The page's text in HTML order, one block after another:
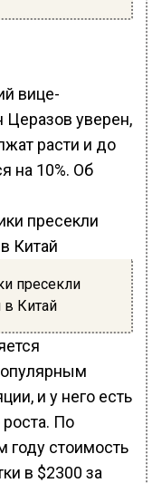
вице-
Церазов уверен,
расти и до
на 10%. Об
пресекли
в Китай
и у него есть
По
году стоимость
в $2300 за